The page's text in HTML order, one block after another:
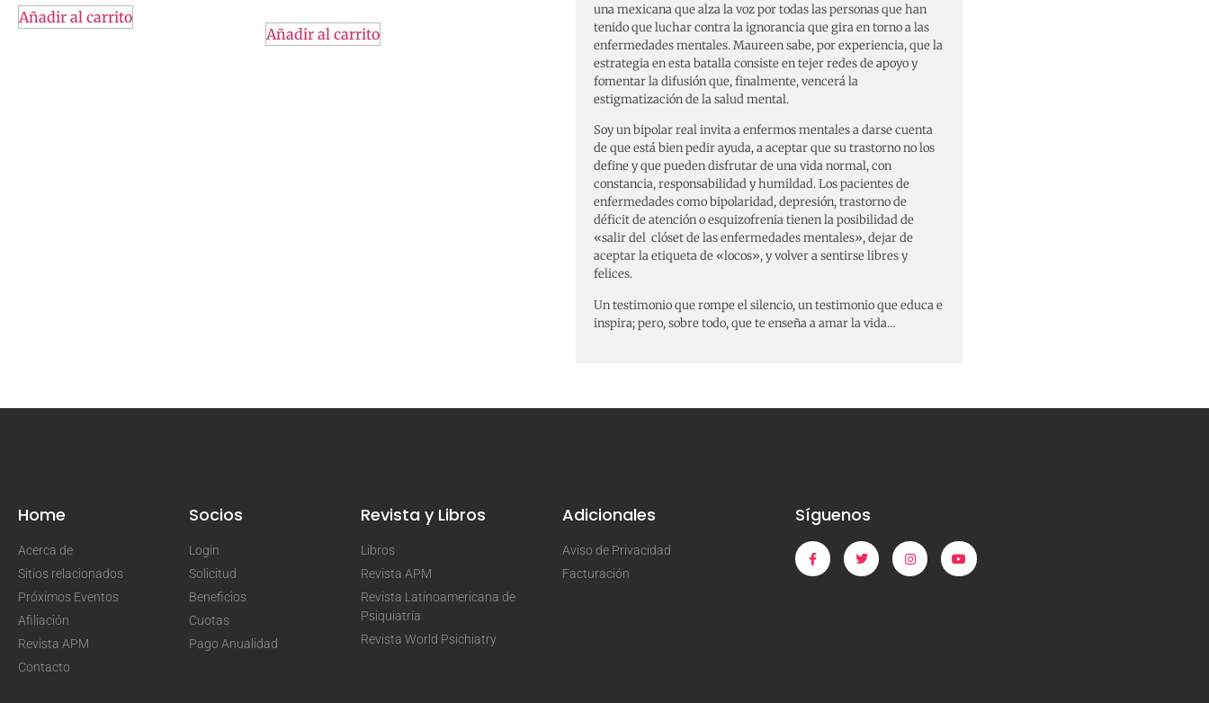
Añadir al carrito
Añadir al carrito
una mexicana que alza la voz por todas las personas que han
tenido que luchar contra la ignorancia que gira en torno a las
enfermedades mentales. Maureen sabe, por experiencia, que la
estrategia en esta batalla consiste en tejer redes de apoyo y
fomentar la difusión que, finalmente, vencerá la
estigmatización de la salud mental.
Soy un bipolar real invita a enfermos mentales a darse cuenta
de que está bien pedir ayuda, a aceptar que su trastorno no los
define y que pueden disfrutar de una vida normal, con
constancia, responsabilidad y humildad. Los pacientes de
enfermedades como bipolaridad, depresión, trastorno de
déficit de atención o esquizofrenia tienen la posibilidad de
«salir del clóset de las enfermedades mentales», dejar de
aceptar la etiqueta de «locos», y volver a sentirse libres y
felices.
Un testimonio que rompe el silencio, un testimonio que educa e
inspira; pero, sobre todo, que te enseña a amar la vida…
Home
Acerca de
Sitios relacionados
Próximos Eventos
Afiliación
Revista APM
Contacto
Socios
Login
Solicitud
Beneficios
Cuotas
Pago Anualidad
Revista y Libros
Libros
Revista APM
Revista Latinoamericana de
Psiquiatría
Revista World Psichiatry
Adicionales
Aviso de Privacidad
Facturación
Síguenos